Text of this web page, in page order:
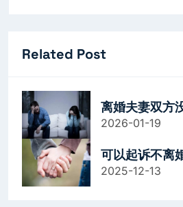
Related Post
离婚夫妻双方
2026-01-19
可以起诉不离
2025-12-13